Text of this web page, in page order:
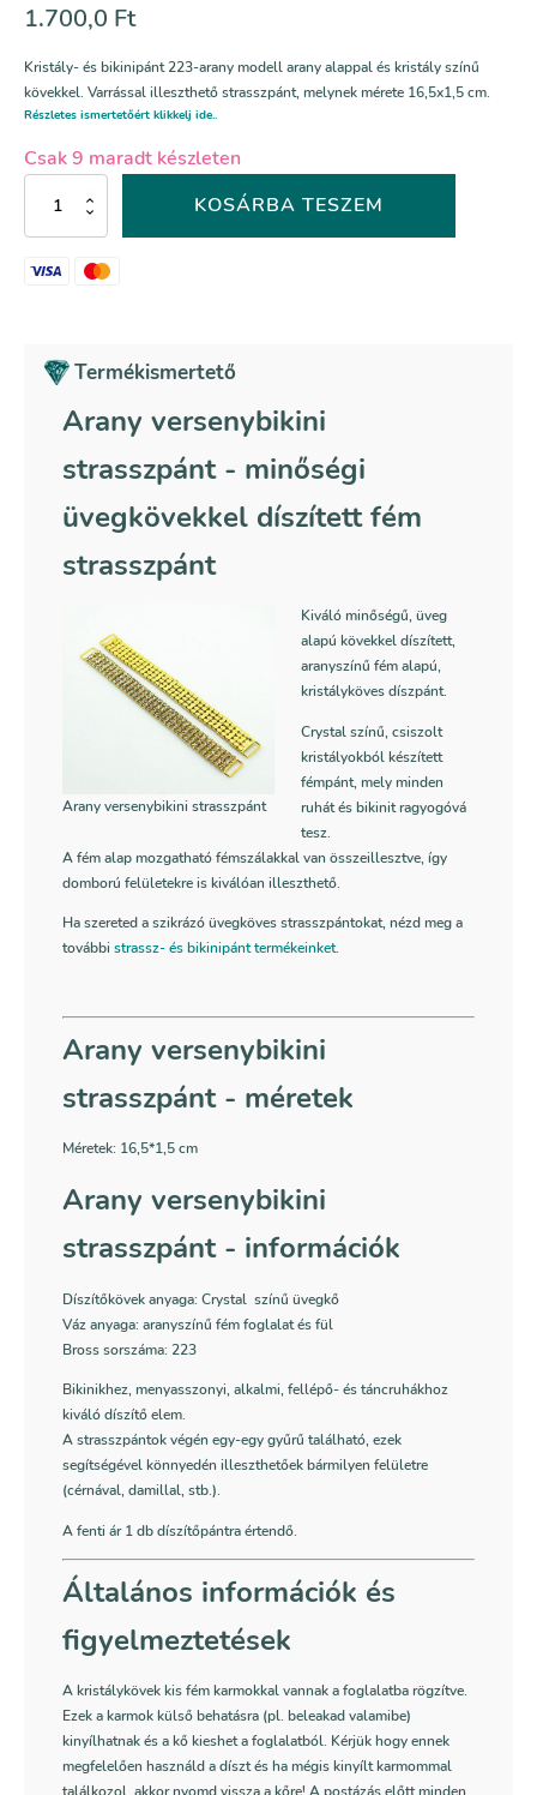
1.700,0 Ft
Kristály- és bikinipánt 223-arany modell arany alappal és kristály színű
kövekkel. Varrással illeszthető strasszpánt, melynek mérete 16,5x1,5 cm.
Részletes ismertetőért klikkelj ide..
Csak 9 maradt készleten
versenybikini
strasszpánt
KOSÁRBA TESZEM
Termékismertető
Arany versenybikini
strasszpánt - minőségi
üvegkövekkel díszített fém
strasszpánt
Arany versenybikini strasszpánt
Kiváló minőségű, üveg
alapú kövekkel díszített,
aranyszínű fém alapú,
kristályköves díszpánt.
Crystal színű, csiszolt
kristályokból készített
fémpánt, mely minden
ruhát és bikinit ragyogóvá
tesz.
A fém alap mozgatható fémszálakkal van összeillesztve, így
domború felületekre is kiválóan illeszthető.
Ha szereted a szikrázó üvegköves strasszpántokat, nézd meg a
további strassz- és bikinipánt termékeinket.
Arany versenybikini
strasszpánt - méretek
Méretek: 16,5*1,5 cm
Arany versenybikini
strasszpánt - információk
Díszítőkövek anyaga: Crystal színű üvegkő
Váz anyaga: aranyszínű fém foglalat és fül
Bross sorszáma: 223
Bikinikhez, menyasszonyi, alkalmi, fellépő- és táncruhákhoz
kiváló díszítő elem.
A strasszpántok végén egy-egy gyűrű található, ezek
segítségével könnyedén illeszthetőek bármilyen felületre
(cérnával, damillal, stb.).
A fenti ár 1 db díszítőpántra értendő.
Általános információk és
figyelmeztetések
A kristálykövek kis fém karmokkal vannak a foglalatba rögzítve.
Ezek a karmok külső behatásra (pl. beleakad valamibe)
kinyílhatnak és a kő kieshet a foglalatból. Kérjük hogy ennek
megfelelően használd a díszt és ha mégis kinyílt karmommal